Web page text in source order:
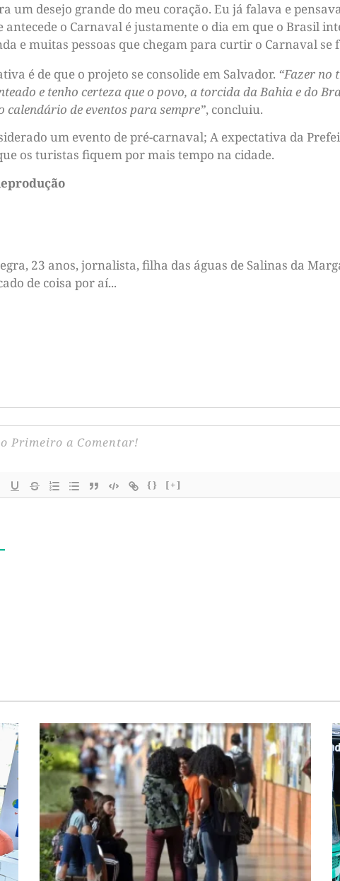
um desejo grande do meu coração. Eu já falava e
o Carnaval é justamente o dia em que o Brasil
e muitas pessoas que chegam para curtir o Carnaval se
é de que o projeto se consolide em Salvador. “Fazer no
e tenho certeza que o povo, a torcida da Bahia e do
calendário de eventos para sempre”, concluiu.
um evento de pré-carnaval; A expectativa da
os turistas fiquem por mais tempo na cidade.
23 anos, jornalista, filha das águas de Salinas da
de coisa por aí...
{} [+]